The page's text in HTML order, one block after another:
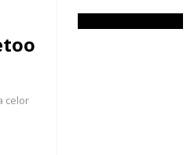
celor